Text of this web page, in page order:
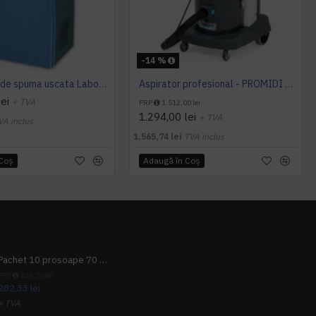
Generator de spuma uscata Labomat Aks 1100FT
+ TVA
inclus
-14 %
Aspirator profesional - PROMIDI 250CP
PRP 1.512,00 lei
1.294,00 lei + TVA
1.565,74 lei TVA inclus
Adaugă în Coş
Pachet 10 prosoape 70 x 140cm 9 + 1 gratuit
lei
TVA